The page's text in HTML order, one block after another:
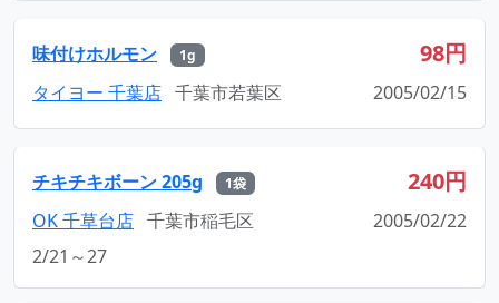
味付けホルモン 1g 98円
タイヨー 千葉店 千葉市若葉区 2005/02/15
チキチキボーン 205g 1袋 240円
OK 千草台店 千葉市稲毛区
2005/02/22
2/21～27